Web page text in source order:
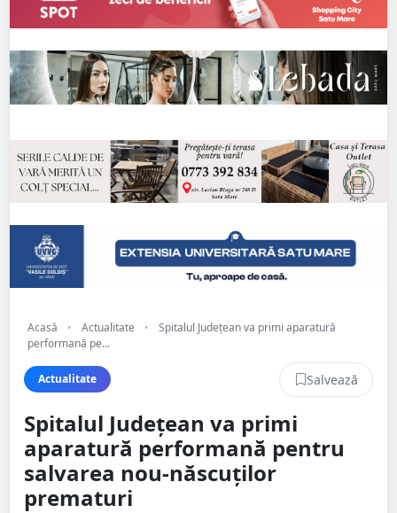
Acasă • Actualitate •
Spitalul Județean va primi aparatură
performană pe...
Actualitate Salvează
Spitalul Județean va primi
aparatură performană pentru
salvarea nou-născuților
prematuri